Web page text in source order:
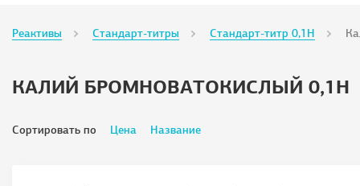
Реактивы Стандарт-титры Стандарт-титр 0,1H
КАЛИЙ БРОМНОВАТОКИСЛЫЙ 0,1Н
Сортировать по Цена Название